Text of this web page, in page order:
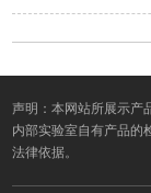
声明：本网站所展示产
内部实验室自有产品的
法律依据。